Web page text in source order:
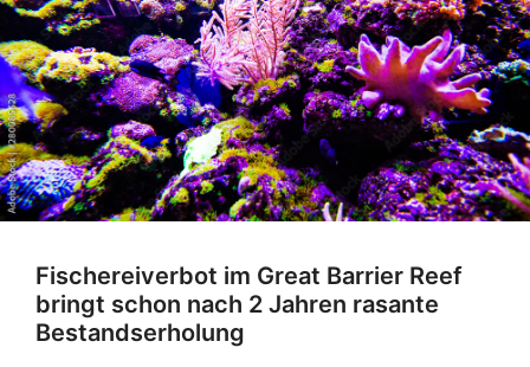
Fischereiverbot im Great Barrier Reef
bringt schon nach 2 Jahren rasante
Bestandserholung